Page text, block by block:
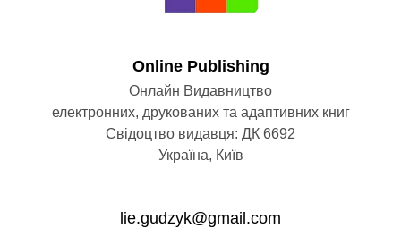
Оnline Publishing
Онлайн Видавництво
електронних, друкованих та адаптивних книг
Свідоцтво видавця: ДК 6692
Україна, Київ
lie.gudzyk@gmail.com